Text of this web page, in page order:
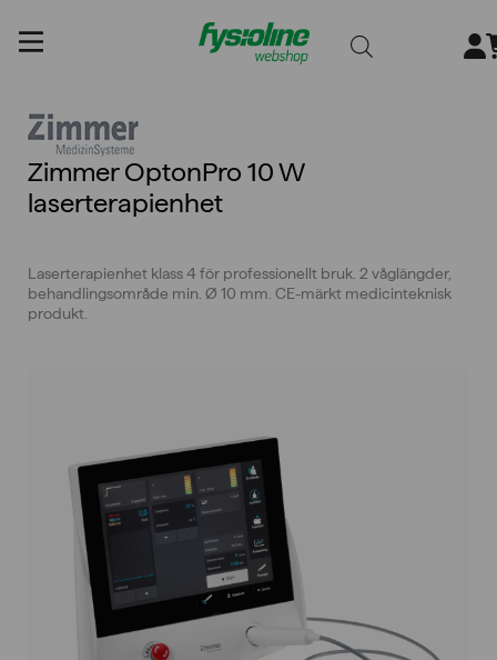
innehållet
Zimmer OptonPro 10 W
laserterapienhet
Laserterapienhet klass 4 för professionellt bruk. 2 våglängder,
behandlingsområde min. Ø 10 mm. CE-märkt medicinteknisk
produkt.